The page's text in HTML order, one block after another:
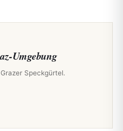
Umgebung
Speckgürtel.